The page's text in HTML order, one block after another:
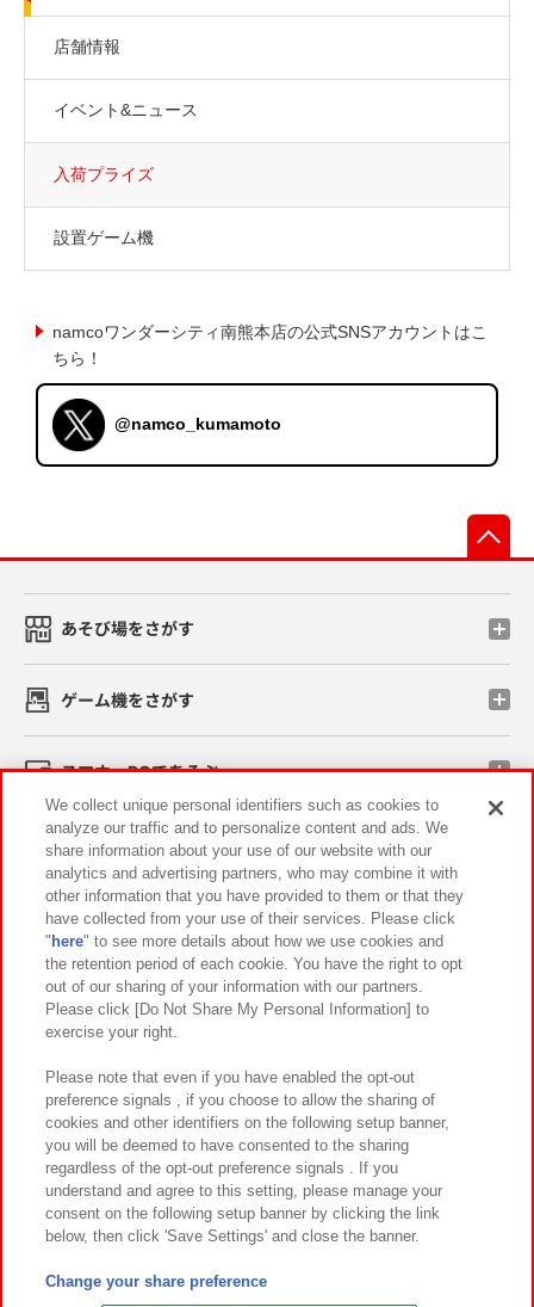
店舗情報
イベント&ニュース
入荷プライズ
設置ゲーム機
namcoワンダーシティ南熊本店の公式SNSアカウントはこ
ちら！
@namco_kumamoto
あそび場をさがす
ゲーム機をさがす
スマホ・PCであそぶ
イベント・キャンペーン
関連会社 サステナビリティ サイトポリシー
プライバシーポリシー ウェブアクセシビリティ方針と検証結果
お取引先さまとともに
カスタマーハラスメント対応方針 よくあるご質問・お問い合わせ
©Bandai Namco Amusement Inc.
©Bandai Namco Amusement Lab Inc.
We collect unique personal identifiers such as cookies to
analyze our traffic and to personalize content and ads. We
share information about your use of our website with our
analytics and advertising partners, who may combine it with
other information that you have provided to them or that they
have collected from your use of their services. Please click
" here" to see more details about how we use cookies and
the retention period of each cookie. You have the right to opt
out of our sharing of your information with our partners.
Please click [Do Not Share My Personal Information] to
exercise your right.
Please note that even if you have enabled the opt-out
preference signals , if you choose to allow the sharing of
cookies and other identifiers on the following setup banner,
you will be deemed to have consented to the sharing
regardless of the opt-out preference signals . If you
understand and agree to this setting, please manage your
consent on the following setup banner by clicking the link
below, then click 'Save Settings' and close the banner.
Change your share preference